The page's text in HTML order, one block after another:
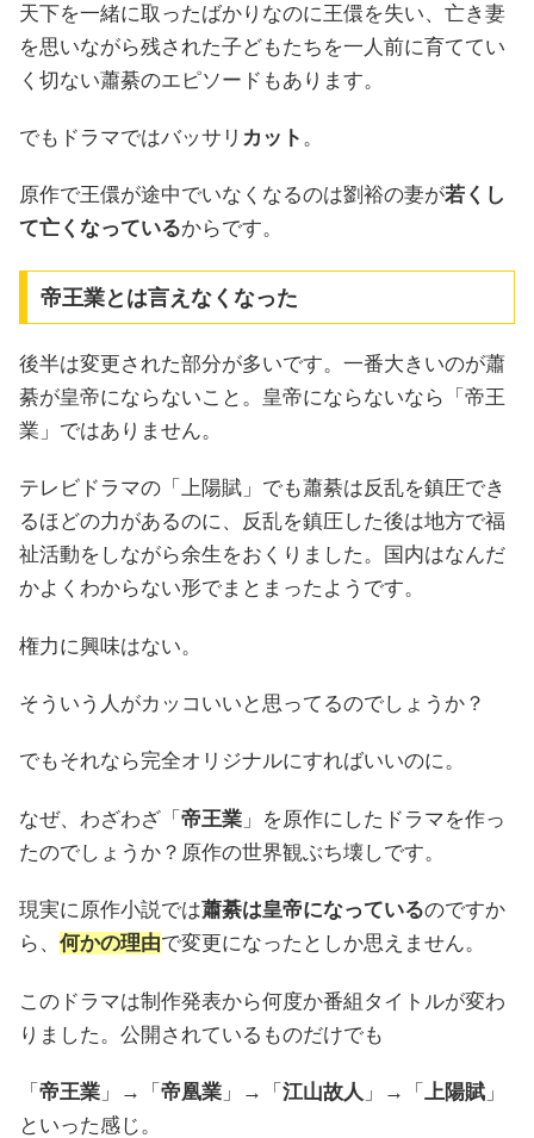
天下を一緒に取ったばかりなのに王儇を失い、亡き妻
を思いながら残された子どもたちを一人前に育ててい
く切ない蕭綦のエピソードもあります。
でもドラマではバッサリ カット 。
原作で王儇が途中でいなくなるのは劉裕の妻が若くし
て亡くなっているからです。
帝王業とは言えなくなった
後半は変更された部分が多いです。一番大きいのが蕭
綦が皇帝にならないこと。皇帝にならないなら「帝王
業」ではありません。
テレビドラマの「上陽賦」でも蕭綦は反乱を鎮圧でき
るほどの力があるのに、反乱を鎮圧した後は地方で福
祉活動をしながら余生をおくりました。国内はなんだ
かよくわからない形でまとまったようです。
権力に興味はない。
そういう人がカッコいいと思ってるのでしょうか？
でもそれなら完全オリジナルにすればいいのに。
なぜ、わざわざ「 帝王業 」を原作にしたドラマを作っ
たのでしょうか？原作の世界観ぶち壊しです。
現実に原作小説では蕭綦は皇帝になっているのですか
ら、 何かの理由で変更になったとしか思えません。
このドラマは制作発表から何度か番組タイトルが変わ
りました。公開されているものだけでも
「 帝王業 」→「 帝凰業 」→「 江山故人 」→「 上陽賦 」
といった感じ。